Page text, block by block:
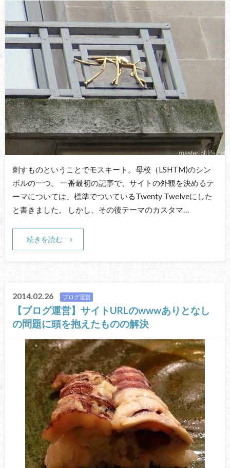
刺すものということでモスキート。母校（LSHTM)のシン
ボルの一つ。 一番最初の記事で、サイトの外観を決めるテ
ーマについては、標準でついているTwenty Twelveにした
と書きました。 しかし、その後テーマのカスタマ…
続きを読む
2014.02.26 ブログ運営
【ブログ運営】サイトURLのwwwありとなし
の問題に頭を抱えたものの解決